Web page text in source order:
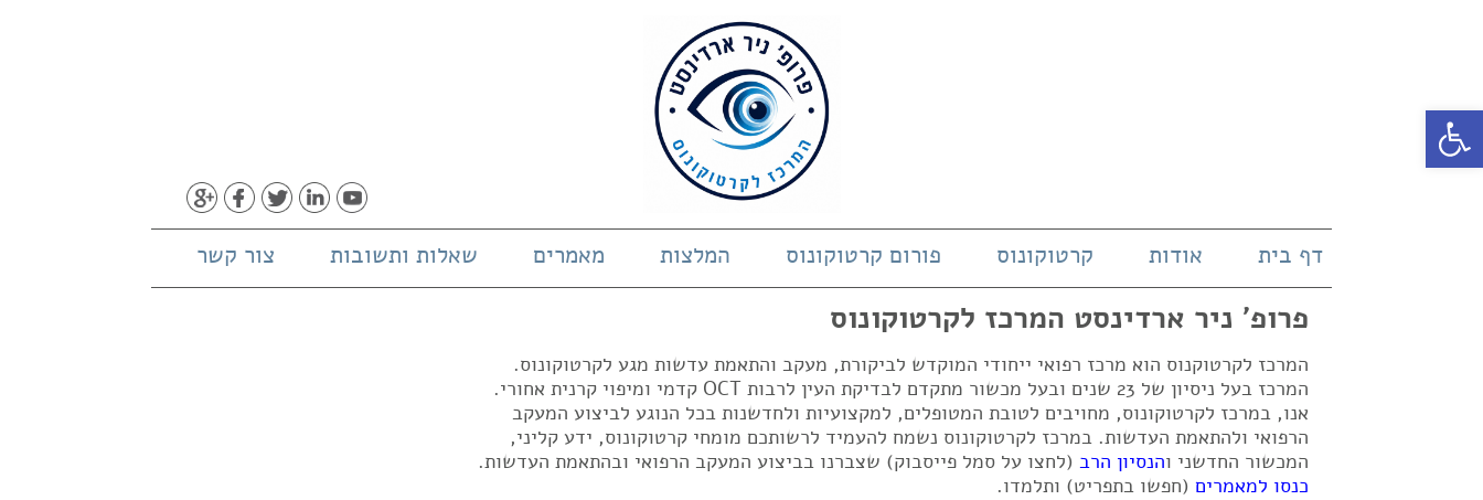
פתח סרגל נגישות
דף בית אודות קרטוקונוס פורום קרטוקונוס המלצות מאמרים שאלות ותשובות צור קשר
פרופ' ניר ארדינסט המרכז לקרטוקונוס
המרכז לקרטוקנוס הוא מרכז רפואי ייחודי המוקדש לביקורת, מעקב והתאמת עדשות מגע לקרטוקונוס.
המרכז בעל ניסיון של 23 שנים ובעל מכשור מתקדם לבדיקת העין לרבות OCT קדמי ומיפוי קרנית אחורי.
אנו, במרכז לקרטוקונוס, מחויבים לטובת המטופלים, למקצועיות ולחדשנות בכל הנוגע לביצוע המעקב
הרפואי ולהתאמת העדשות. במרכז לקרטוקונוס נשמח להעמיד לרשותכם מומחי קרטוקונוס, ידע קליני,
המכשור החדשני והנסיון הרב (לחצו על סמל פייסבוק) שצברנו בביצוע המעקב הרפואי ובהתאמת העדשות.
כנסו למאמרים (חפשו בתפריט) ותלמדו.